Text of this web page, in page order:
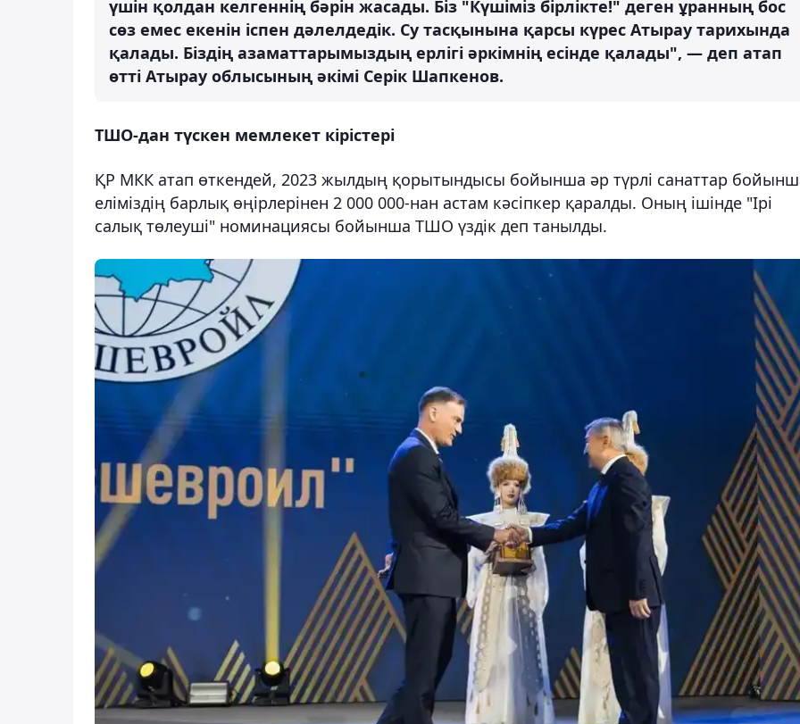
үшін қолдан келгеннің бәрін жасады. Біз "Күшіміз бірлікте!" деген ұранның бос
сөз емес екенін іспен дәлелдедік. Су тасқынына қарсы күрес Атырау тарихында
қалады. Біздің азаматтарымыздың ерлігі әркімнің есінде қалады", — деп атап
өтті Атырау облысының әкімі Серік Шапкенов.
ТШО-дан түскен мемлекет кірістері
ҚР МКК атап өткендей, 2023 жылдың қорытындысы бойынша әр түрлі санаттар
еліміздің барлық өңірлерінен 2 000 000-нан астам кәсіпкер қаралды. Оның ішінде "Ірі
салық төлеуші" номинациясы бойынша ТШО үздік деп танылды.